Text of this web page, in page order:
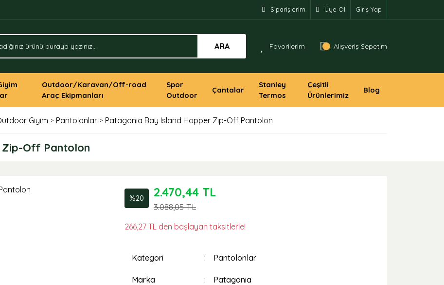
Siparişlerim Üye Ol Giriş Yap
ARA Favorilerim Alışveriş Sepetim
Outdoor/Karavan/Off-road
Araç Ekipmanları
Spor
Outdoor
Çantalar
Stanley
Termos
Çeşitli
Ürünlerimiz
Blog
Giyim Pantolonlar Patagonia Bay Island Hopper Zip-Off Pantolon
Off Pantolon
%20 2.470,44 TL
3.088,05 TL
266,27 TL den başlayan taksitlerle!
Kategori Pantolonlar
Marka Patagonia